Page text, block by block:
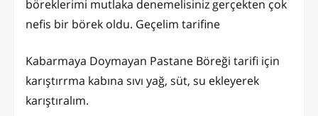
böreklerimi mutlaka denemelisiniz gerçekten çok
nefis bir börek oldu. Geçelim tarifine
Kabarmaya Doymayan Pastane Böreği tarifi için
karıştırrma kabına sıvı yağ, süt, su ekleyerek
karıştıralım.